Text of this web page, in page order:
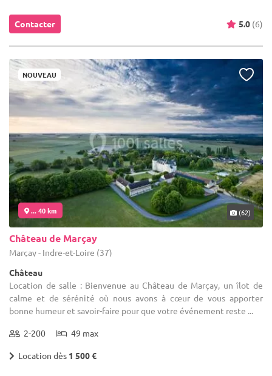
Contacter 5.0 (6)
NOUVEAU
... 40 km (62)
Château de Marçay
Marçay - Indre-et-Loire (37)
Château
Location de salle : Bienvenue au Château de Marçay, un îlot de
calme et de sérénité où nous avons à cœur de vous apporter
bonne humeur et savoir-faire pour que votre événement reste ...
2-200 49 max
Location dès 1 500 €